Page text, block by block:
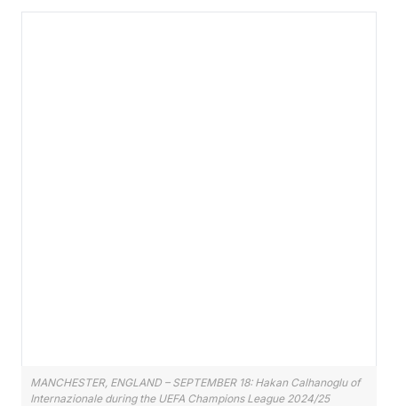
MANCHESTER, ENGLAND – SEPTEMBER 18: Hakan Calhanoglu of
Internazionale during the UEFA Champions League 2024/25